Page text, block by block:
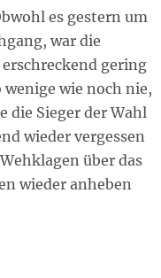
es gestern um
war die
gering
wie noch nie,
die Sieger der Wahl
wieder vergessen
über das
wieder anheben